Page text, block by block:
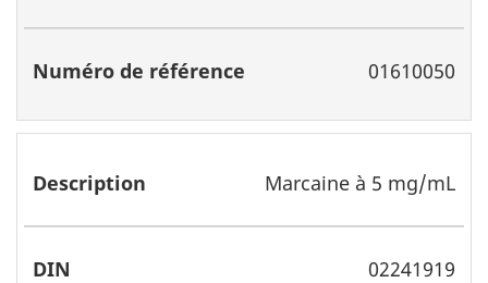
01610050
Marcaine à 5 mg/mL
02241919